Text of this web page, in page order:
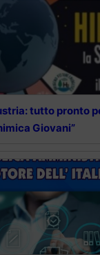
tutto pronto
Giovani”